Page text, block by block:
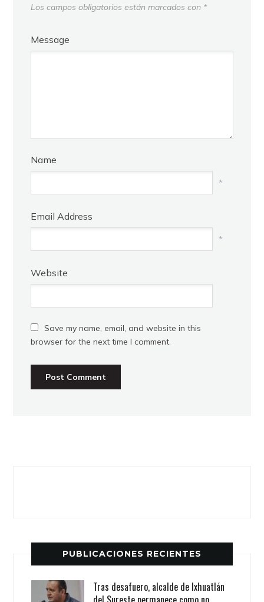
Los campos obligatorios están marcados con *
Message
Name
*
Email Address
*
Website
Save my name, email, and website in this
browser for the next time I comment.
PUBLICACIONES RECIENTES
Tras desafuero, alcalde de Ixhuatlán